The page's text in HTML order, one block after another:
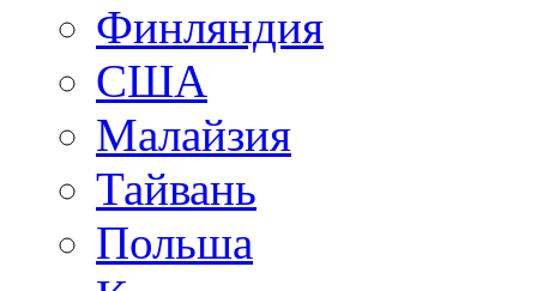
Финляндия
США
Малайзия
Тайвань
Польша